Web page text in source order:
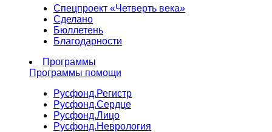
Спецпроект «Четверть века»
Сделано
Бюллетень
Благодарности
Программы
Программы помощи
Русфонд.Регистр
Русфонд.Сердце
Русфонд.Лицо
Русфонд.Неврология